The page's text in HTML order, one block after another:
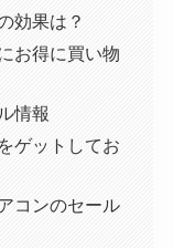
効果は？
お得に買い物
情報
ゲットしてお
コンのセール